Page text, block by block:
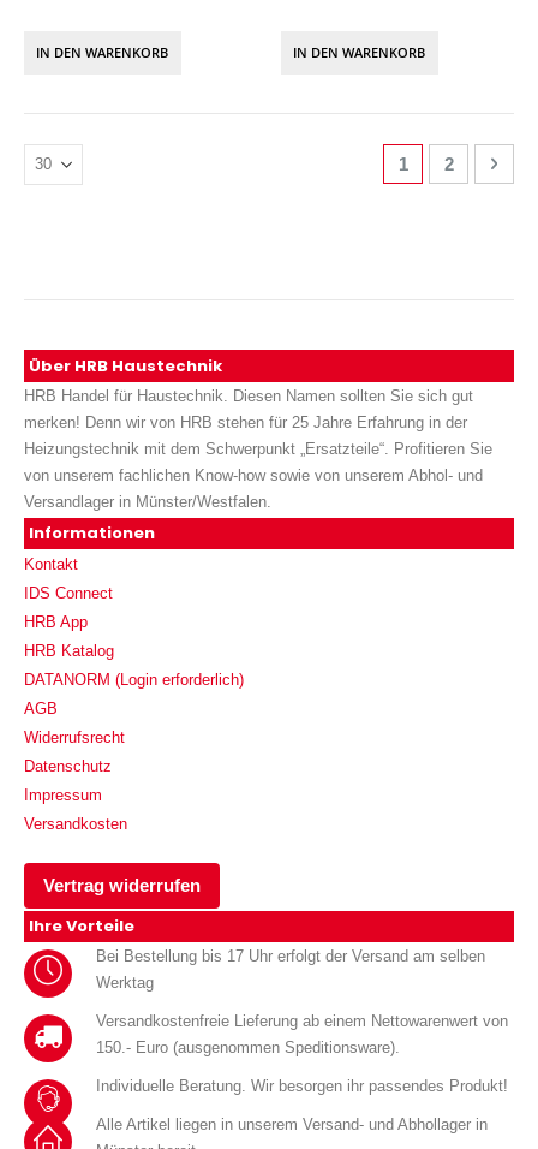
IN DEN WARENKORB IN DEN WARENKORB
SeiteSie lesen
1 Seite
2 Seite
Über HRB Haustechnik
HRB Handel für Haustechnik. Diesen Namen sollten Sie sich gut
merken! Denn wir von HRB stehen für 25 Jahre Erfahrung in der
Heizungstechnik mit dem Schwerpunkt „Ersatzteile“. Profitieren Sie
von unserem fachlichen Know-how sowie von unserem Abhol- und
Versandlager in Münster/Westfalen.
Informationen
Kontakt
IDS Connect
HRB App
HRB Katalog
DATANORM (Login erforderlich)
AGB
Widerrufsrecht
Datenschutz
Impressum
Versandkosten
Vertrag widerrufen
Ihre Vorteile
Bei Bestellung bis 17 Uhr erfolgt der Versand am selben
Werktag
Versandkostenfreie Lieferung ab einem Nettowarenwert von
150.- Euro (ausgenommen Speditionsware).
Individuelle Beratung. Wir besorgen ihr passendes Produkt!
Alle Artikel liegen in unserem Versand- und Abhollager in